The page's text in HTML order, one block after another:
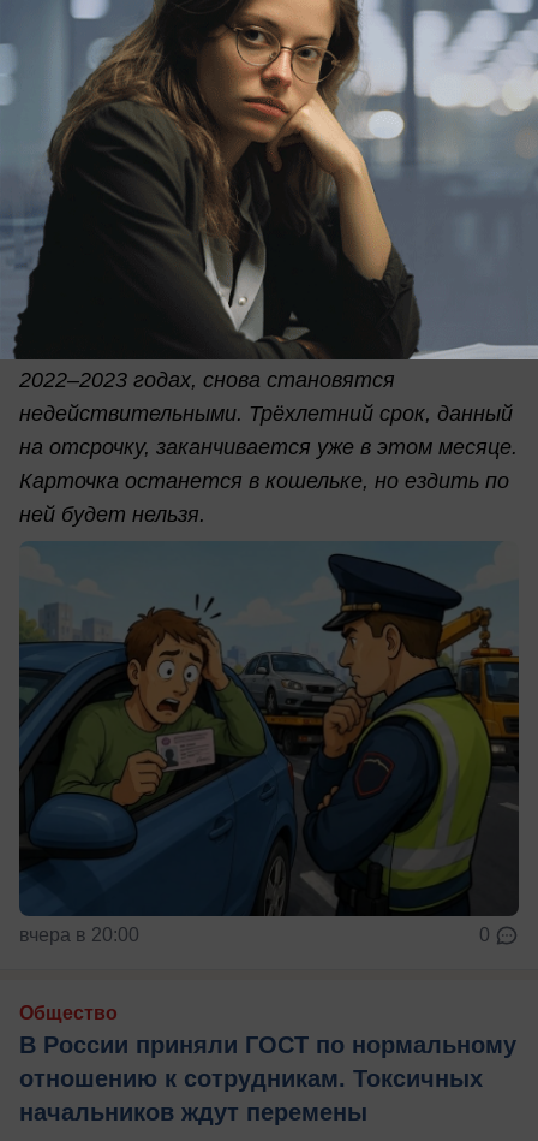
вчера в 21:00
АВТО
Права есть, а водить уже нельзя: кому в
августе пора менять удостоверение
Многие водители даже не подозревают, что их
права, которые автоматически продлили в
2022–2023 годах, снова становятся
недействительными. Трёхлетний срок, данный
на отсрочку, заканчивается уже в этом месяце.
Карточка останется в кошельке, но ездить по
ней будет нельзя.
вчера в 20:00 0
Общество
В России приняли ГОСТ по нормальному
отношению к сотрудникам. Токсичных
начальников ждут перемены